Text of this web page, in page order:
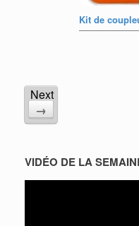
Kit de
Pagination
publications
Page
1 2
Next
→
VIDÉO DE LA